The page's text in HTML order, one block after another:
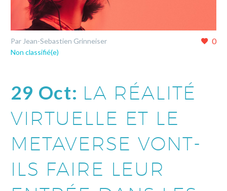
0
Par Jean-Sebastien Grinneiser
Non classifié(e)
29 Oct: LA RÉALITÉ
VIRTUELLE ET LE
METAVERSE VONT-
ILS FAIRE LEUR